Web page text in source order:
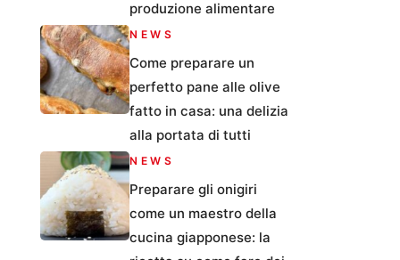
produzione alimentare
NEWS
Come preparare un
perfetto pane alle olive
fatto in casa: una delizia
alla portata di tutti
NEWS
Preparare gli onigiri
come un maestro della
cucina giapponese: la